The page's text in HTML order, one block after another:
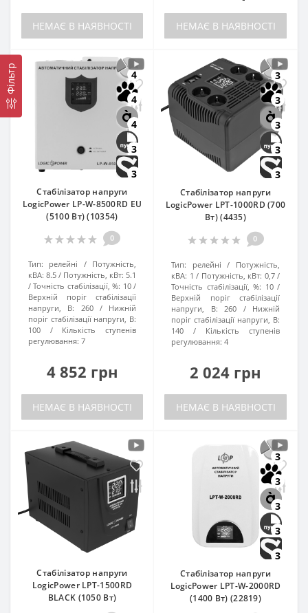
Фільтр
НЕМАЄ В НАЯВНОСТІ НЕМАЄ В НАЯВНОСТІ
4
4
4
3
3
Стабілізатор напруги
LogicPower LP-W-8500RD EU
(5100 Вт) (10354)
0
Тип: релейні
Потужність,
кВА: 8.5 Потужність, кВт: 5.1
Точність стабілізації, %: 10
Верхній поріг стабілізації
напруги, В:
260
Нижній
поріг стабілізації напруги, В:
100
Кількість ступенів
регулювання: 7
4 852 грн
НЕМАЄ В НАЯВНОСТІ
3
3
3
3
3
Стабілізатор напруги
LogicPower LPT-1000RD (700
Вт) (4435)
0
Тип: релейні
Потужність,
кВА: 1 Потужність, кВт: 0,7
Точність стабілізації, %: 10
Верхній поріг стабілізації
напруги, В:
260
Нижній
поріг стабілізації напруги, В:
140
Кількість ступенів
регулювання: 4
2 024 грн
НЕМАЄ В НАЯВНОСТІ
Стабілізатор напруги
LogicPower LPT-1500RD
BLACK (1050 Вт)
3
3
3
3
3
Стабілізатор напруги
LogicPower LPT-W-2000RD
(1400 Вт) (22819)